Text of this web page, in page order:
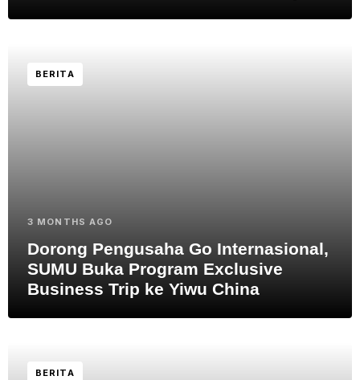
BERITA
3 MONTHS AGO
Dorong Pengusaha Go Internasional,
SUMU Buka Program Exclusive
Business Trip ke Yiwu China
BERITA